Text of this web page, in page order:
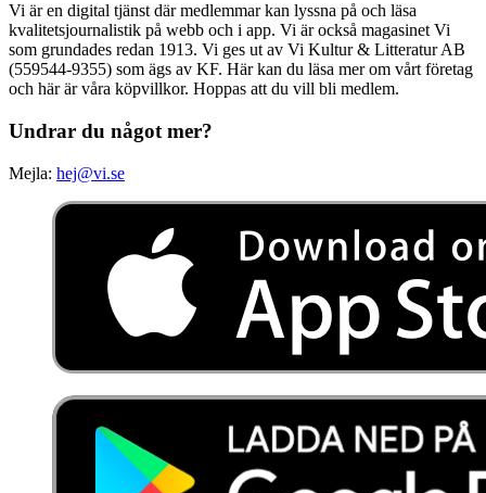
Vi är en digital tjänst där medlemmar kan lyssna på och läsa
kvalitetsjournalistik på webb och i app. Vi är också magasinet Vi
som grundades redan 1913. Vi ges ut av Vi Kultur & Litteratur AB
(559544-9355) som ägs av KF. Här kan du läsa mer om vårt företag
och här är våra köpvillkor. Hoppas att du vill bli medlem.
Undrar du något mer?
Mejla: hej@vi.se